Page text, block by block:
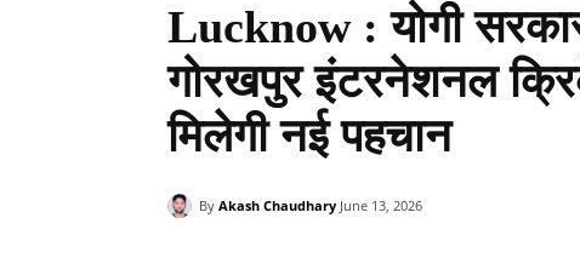
Lucknow : योगी
गोरखपुर इंटरनेशनल
मिलेगी नई पहचान
By Akash Chaudhary June 13, 2026